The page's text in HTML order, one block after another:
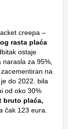
creepa –
rasta plaća
ostaje
narasla za 95%,
na
do 2022. bila
od oko 30%
bruto plaća,
čak 123 eura.